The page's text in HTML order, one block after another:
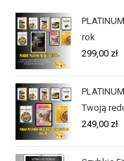
rok
299,00 zł
Twoją
249,00 zł